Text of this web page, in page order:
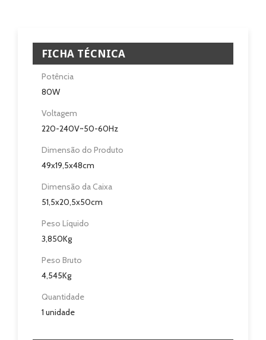
Sobre
Assistência Técnica
FICHA TÉCNICA
Potência
80W
Voltagem
220-240V~50-60Hz
Dimensão do Produto
49x19,5x48cm
Dimensão da Caixa
51,5x20,5x50cm
Peso Líquido
3,850Kg
Peso Bruto
4,545Kg
Quantidade
1 unidade